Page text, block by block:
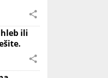
ili